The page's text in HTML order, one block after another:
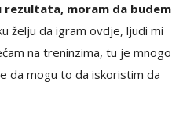
rezultata, moram da budem
želju da igram ovdje, ljudi mi
na treninzima, tu je mnogo
da mogu to da iskoristim da